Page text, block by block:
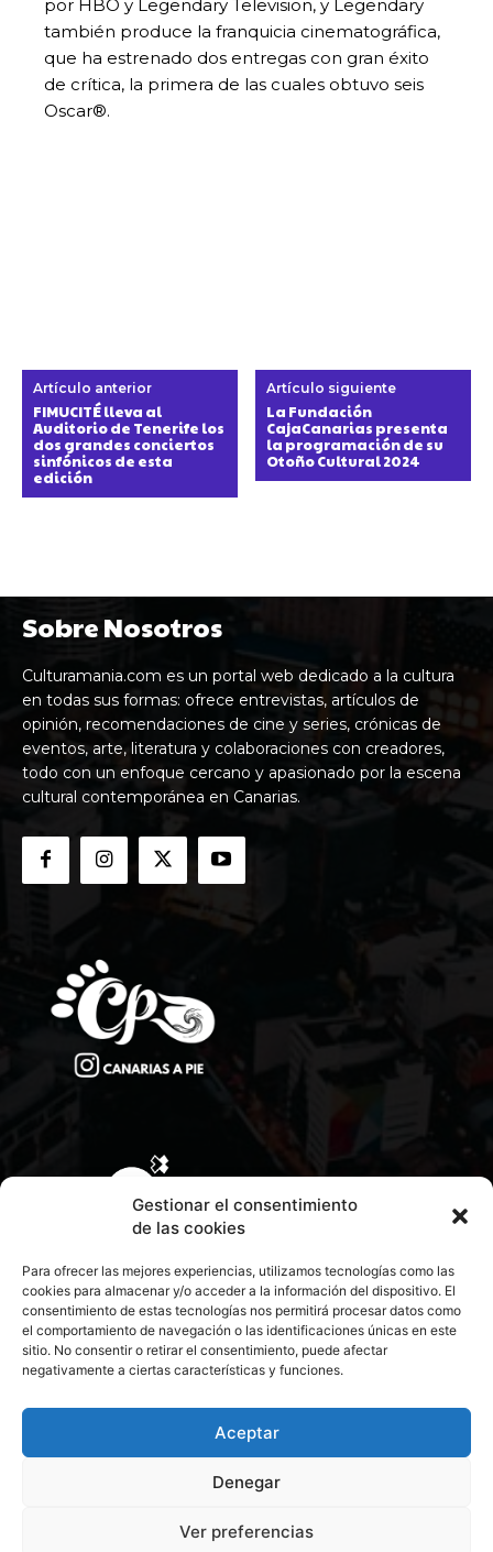
Gestionar el consentimiento
de las cookies
Para ofrecer las mejores experiencias, utilizamos tecnologías como las
cookies para almacenar y/o acceder a la información del dispositivo. El
consentimiento de estas tecnologías nos permitirá procesar datos como
el comportamiento de navegación o las identificaciones únicas en este
sitio. No consentir o retirar el consentimiento, puede afectar
negativamente a ciertas características y funciones.
Aceptar
Denegar
Ver preferencias
por HBO y Legendary Television, y Legendary
también produce la franquicia cinematográfica,
que ha estrenado dos entregas con gran éxito
de crítica, la primera de las cuales obtuvo seis
Oscar®.
Artículo anterior
FIMUCITÉ lleva al
Auditorio de Tenerife los
dos grandes conciertos
sinfónicos de esta
edición
Artículo siguiente
La Fundación
CajaCanarias presenta
la programación de su
Otoño Cultural 2024
Sobre Nosotros
Culturamania.com es un portal web dedicado a la cultura
en todas sus formas: ofrece entrevistas, artículos de
opinión, recomendaciones de cine y series, crónicas de
eventos, arte, literatura y colaboraciones con creadores,
todo con un enfoque cercano y apasionado por la escena
cultural contemporánea en Canarias.
CONTACTA CON NOSOTROS